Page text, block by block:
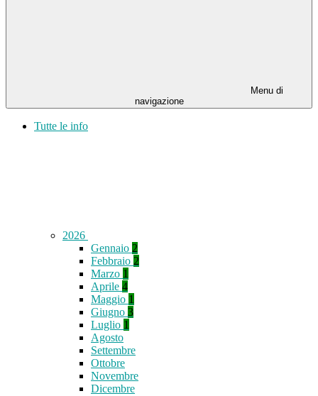
Menu di
navigazione
Tutte le info
2026
Gennaio 2
Febbraio 2
Marzo 1
Aprile 4
Maggio 1
Giugno 3
Luglio 1
Agosto
Settembre
Ottobre
Novembre
Dicembre